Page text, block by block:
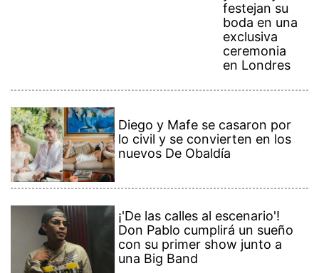
festejan su
boda en una
exclusiva
ceremonia
en Londres
Diego y Mafe se casaron por
lo civil y se convierten en los
nuevos De Obaldía
¡'De las calles al escenario'!
Don Pablo cumplirá un sueño
con su primer show junto a
una Big Band